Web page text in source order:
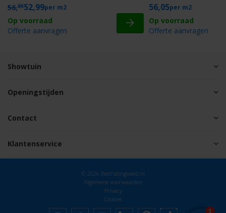
56,0552,99 m2
Offerte aanvragen
56,05 m2
Offerte aanvragen
Showtuin
Openingstijden
Contact
Klantenservice
© 2026 Bestratingsweb.nl
Algemene voorwaarden
Privacy
Cookies